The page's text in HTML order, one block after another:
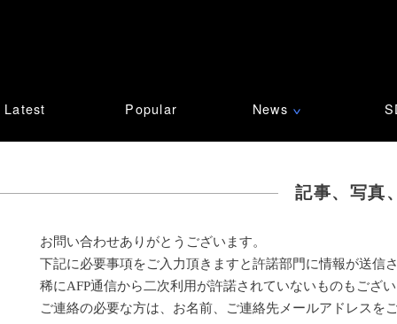
Latest Popular News ∨
記事、写真
お問い合わせありがとうございます。
下記に必要事項をご入力頂きますと許諾部門に情報が送信
稀にAFP通信から二次利用が許諾されていないものもござ
ご連絡の必要な方は、お名前、ご連絡先メールアドレスを